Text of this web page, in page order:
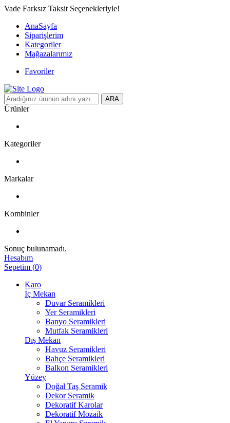
Vade Farksız Taksit Seçenekleriyle!
AnaSayfa
Siparişlerim
Kategoriler
Mağazalarımız
Favoriler
ARA
Ürünler
Kategoriler
Markalar
Kombinler
Sonuç bulunamadı.
Hesabım
Sepetim (0)
Karo
İç Mekan
Duvar Seramikleri
Yer Seramikleri
Banyo Seramikleri
Mutfak Seramikleri
Dış Mekan
Havuz Seramikleri
Bahçe Seramikleri
Balkon Seramikleri
Yüzey
Doğal Taş Seramik
Dekor Seramik
Dekoratif Karolar
Dekoratif Mozaik